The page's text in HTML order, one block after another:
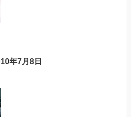
年7月8日